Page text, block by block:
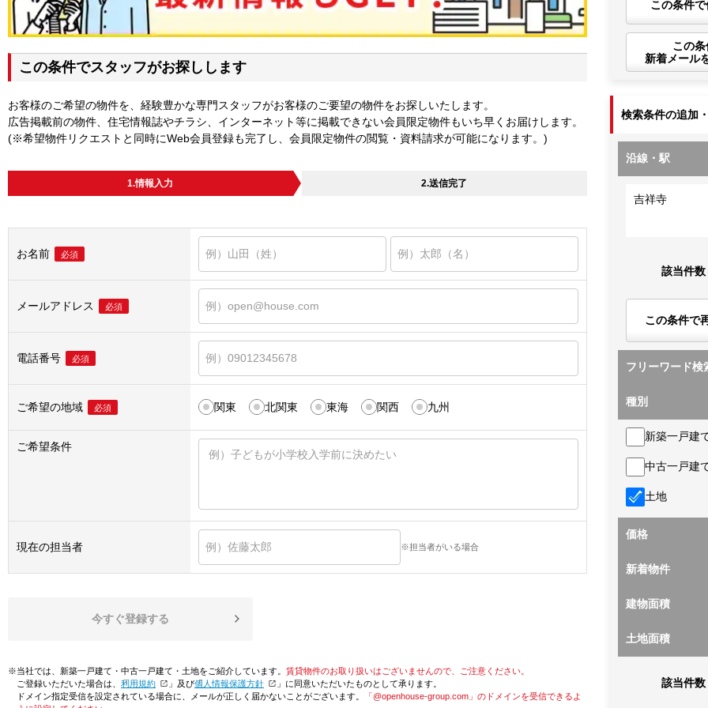
この条件でスタッフがお探しします
お客様のご希望の物件を、経験豊かな専門スタッフがお客様のご要望の物件をお探しいたします。
広告掲載前の物件、住宅情報誌やチラシ、インターネット等に掲載できない会員限定物件もいち早くお届けします。
(※希望物件リクエストと同時にWeb会員登録も完了し、会員限定物件の閲覧・資料請求が可能になります。)
1.情報入力 2.送信完了
お名前 必須
メールアドレス 必須
電話番号 必須
ご希望の地域 必須 関東 北関東 東海 関西 九州
ご希望条件
現在の担当者 ※担当者がいる場合
今すぐ登録する
※当社では、新築一戸建て・中古一戸建て・土地をご紹介しています。 賃貸物件のお取り扱いはございませんので、ご注意ください。
ご登録いただいた場合は、「利用規約 」及び「個人情報保護方針
」に同意いただいたものとして承ります。
ドメイン指定受信を設定されている場合に、メールが正しく届かないことがございます。
「@openhouse-group.com」のドメインを受信できるよ
この条件
この
新着メール
検索条件の追加
沿線・駅
吉祥寺
該当件数
この条件で
フリーワード検
種別
新築一戸建
中古一戸建
土地
価格
新着物件
建物面積
土地面積
該当件数